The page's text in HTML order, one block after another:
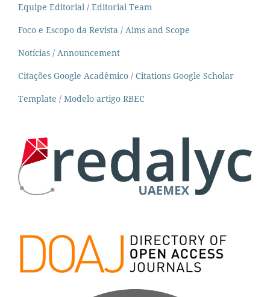
Equipe Editorial / Editorial Team
Foco e Escopo da Revista / Aims and Scope
Notícias / Announcement
Citações Google Acadêmico / Citations Google Scholar
Template / Modelo artigo RBEC